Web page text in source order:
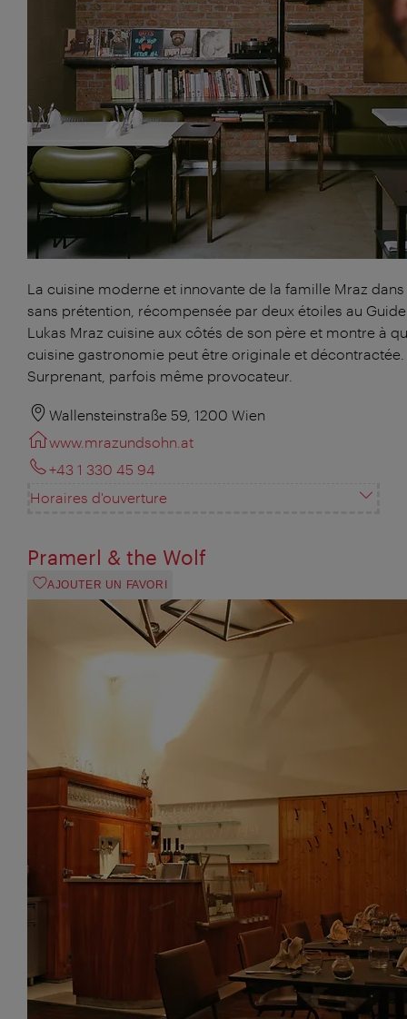
La cuisine moderne et innovante de la famille Mraz dans
sans prétention, récompensée par deux étoiles au
Lukas Mraz cuisine aux côtés de son père et montre à
cuisine gastronomie peut être originale et décontractée.
Surprenant, parfois même provocateur.
Wallensteinstraße 59, 1200 Wien
www.mrazundsohn.at
+43 1 330 45 94
Horaires d'ouverture
Pramerl & the Wolf
AJOUTER UN FAVORI